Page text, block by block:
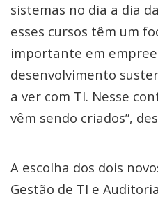
sistemas no dia a dia
esses cursos têm um
importante em
desenvolvimento
a ver com TI. Nesse
vêm sendo criados”,
A escolha dos dois
Gestão de TI e